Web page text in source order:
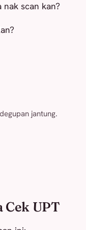
nak scan kan?
jantung.
Cek UPT